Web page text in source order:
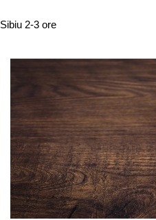
Sibiu 2-3 ore